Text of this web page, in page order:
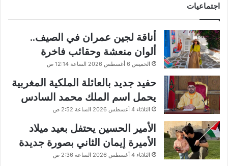
اجتماعيات
أناقة لجين عمران في الصيف..
ألوان منعشة وحقائب فاخرة
الخميس 6 أغسطس 2026 الساعة 12:14 ص
حفيد جديد بالعائلة الملكية المغربية
يحمل اسم الملك محمد السادس
الثلاثاء 4 أغسطس 2026 الساعة 2:52 ص
الأمير الحسين يحتفل بعيد ميلاد
الأميرة إيمان الثاني بصورة جديدة
الثلاثاء 4 أغسطس 2026 الساعة 2:36 ص